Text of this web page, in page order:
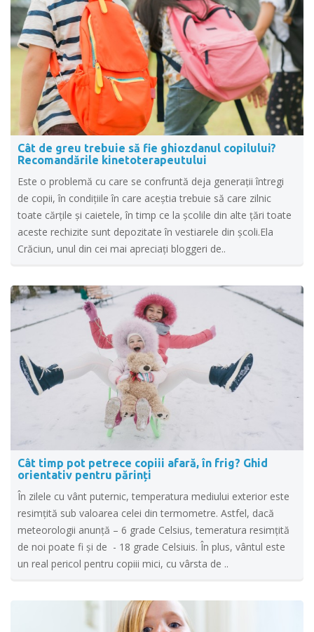
Cât de greu trebuie să fie ghiozdanul copilului?
Recomandările kinetoterapeutului
Este o problemă cu care se confruntă deja generații întregi
de copii, în condițiile în care aceștia trebuie să care zilnic
toate cărțile și caietele, în timp ce la școlile din alte țări toate
aceste rechizite sunt depozitate în vestiarele din școli.Ela
Crăciun, unul din cei mai apreciați bloggeri de..
Cât timp pot petrece copiii afară, în frig? Ghid
orientativ pentru părinți
În zilele cu vânt puternic, temperatura mediului exterior este
resimţită sub valoarea celei din termometre. Astfel, dacă
meteorologii anunță – 6 grade Celsius, temeratura resimțită
de noi poate fi și de - 18 grade Celsiuis. În plus, vântul este
un real pericol pentru copiii mici, cu vârsta de ..